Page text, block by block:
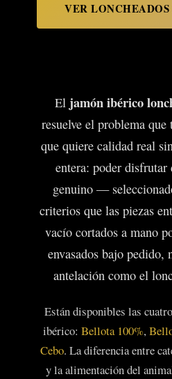
VER
El jamón ibérico
resuelve el problema
que quiere calidad real
entera: poder
genuino —
criterios que las piezas
vacío cortados a mano
envasados bajo pedido,
antelación como el
Están disponibles las
ibérico: Bellota 100%,
Cebo. La diferencia entre
y la alimentación del